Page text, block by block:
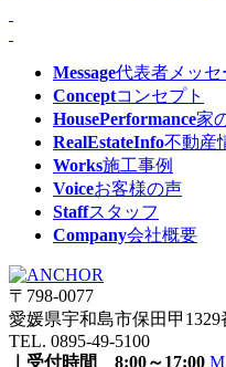
Message代表者メッセ
Conceptコンセプト
HousePerformance家
RealEstateInfo不動産
Works施工事例
Voiceお客様の声
Staffスタッフ
Company会社概要
〒798-0077
愛媛県宇和島市保田甲1329
TEL. 0895-49-5100
｜受付時間 8:00～17:00